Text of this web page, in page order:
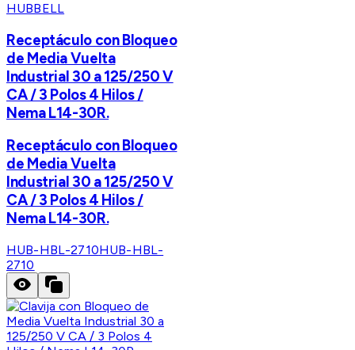
HUBBELL
Receptáculo con Bloqueo
de Media Vuelta
Industrial 30 a 125/250 V
CA / 3 Polos 4 Hilos /
Nema L14-30R.
Receptáculo con Bloqueo
de Media Vuelta
Industrial 30 a 125/250 V
CA / 3 Polos 4 Hilos /
Nema L14-30R.
HUB-HBL-2710HUB-HBL-
2710